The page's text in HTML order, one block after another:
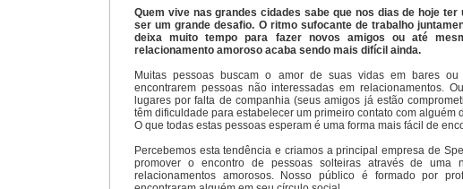
Quem vive nas grandes cidades sabe que nos dias de hoje
ser um grande desafio. O ritmo sufocante de trabalho
deixa muito tempo para fazer novos amigos ou até
relacionamento amoroso acaba sendo mais difícil ainda.
Muitas pessoas buscam o amor de suas vidas em bares
encontrarem pessoas não interessadas em relacionamentos.
lugares por falta de companhia (seus amigos já estão
têm dificuldade para estabelecer um primeiro contato com alguém
O que todas estas pessoas esperam é uma forma mais fácil de
Percebemos esta tendência e criamos a principal empresa de
promover o encontro de pessoas solteiras através de uma
relacionamentos amorosos. Nosso público é formado por